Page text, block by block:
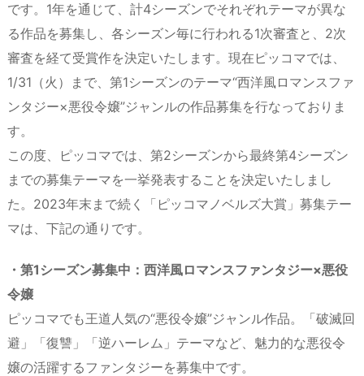
です。1年を通じて、計4シーズンでそれぞれテーマが異な
る作品を募集し、各シーズン毎に行われる1次審査と、2次
審査を経て受賞作を決定いたします。現在ピッコマでは、
1/31（火）まで、第1シーズンのテーマ“西洋風ロマンスファ
ンタジー×悪役令嬢”ジャンルの作品募集を行なっておりま
す。
この度、ピッコマでは、第2シーズンから最終第4シーズン
までの募集テーマを一挙発表することを決定いたしまし
た。2023年末まで続く「ピッコマノベルズ大賞」募集テー
マは、下記の通りです。
・第1シーズン募集中：⻄洋風ロマンスファンタジー×悪役
令嬢
ピッコマでも王道人気の“悪役令嬢”ジャンル作品。「破滅回
避」「復讐」「逆ハーレム」テーマなど、魅力的な悪役令
嬢の活躍するファンタジーを募集中です。